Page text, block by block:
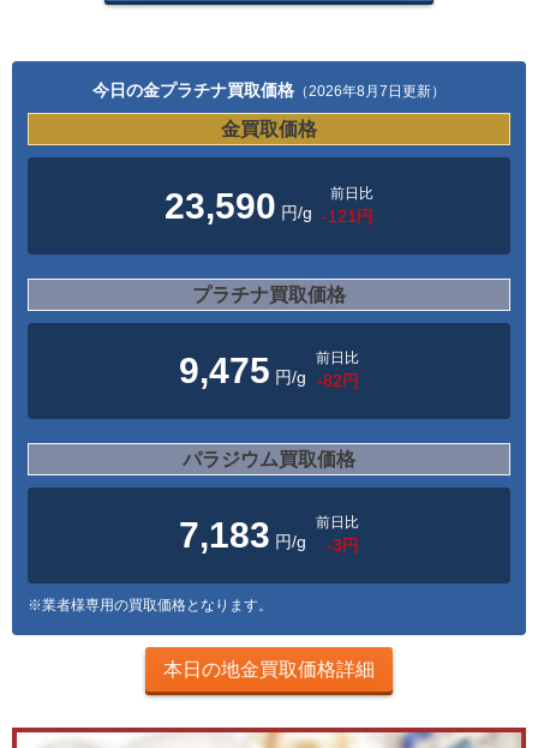
今日の金プラチナ買取価格 （2026年8月7日更新）
金買取価格
23,590 円/g
前日比
-121円
プラチナ買取価格
9,475 円/g
前日比
-82円
パラジウム買取価格
7,183 円/g
前日比
-3円
※業者様専用の買取価格となります。
本日の地金買取価格詳細